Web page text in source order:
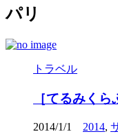
パリ
トラベル
［てるみく
2014/1/1 2014,